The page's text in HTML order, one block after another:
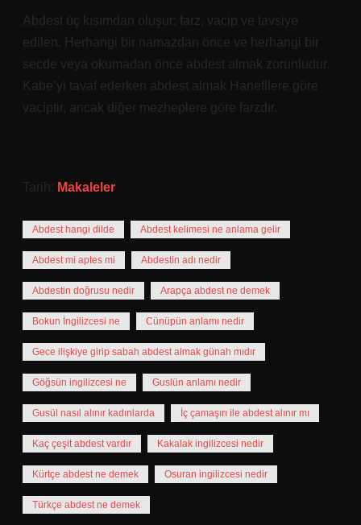
Abdest üç kısımdan oluşur: farz, vacip ve tavsiye
edilen. Herhangi bir namazdan önce ve herhangi bir
secde veya okumadan önce abdest almak zorunludur.
Kabe’yi tavaf ederken abdest almak Hanefilere göre
vaciptir, ancak diğer mezheplere göre farzdır.
Tarih: Makaleler
Abdest hangi dilde Abdest kelimesi ne anlama gelir
Abdest mi aptes mi Abdestin adı nedir
Abdestin doğrusu nedir Arapça abdest ne demek
Bokun İngilizcesi ne Cünüpün anlamı nedir
Gece ilişkiye girip sabah abdest almak günah mıdır
Göğsün ingilizcesi ne Guslün anlamı nedir
Gusül nasıl alınır kadınlarda İç çamaşırı ile abdest alınır mı
Kaç çeşit abdest vardır Kakalak ingilizcesi nedir
Kürtçe abdest ne demek Osuran ingilizcesi nedir
Türkçe abdest ne demek